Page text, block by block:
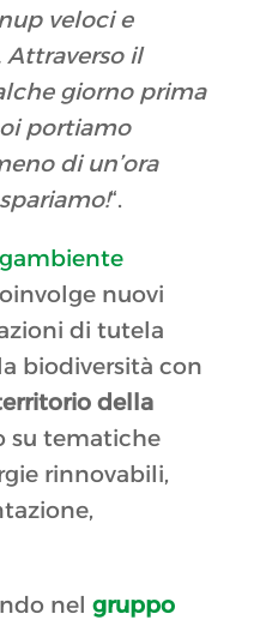
veloci e
Attraverso il
giorno prima
portiamo
di un’ora
“.
nuovi
di tutela
biodiversità con
della
su tematiche
rinnovabili,
nel gruppo